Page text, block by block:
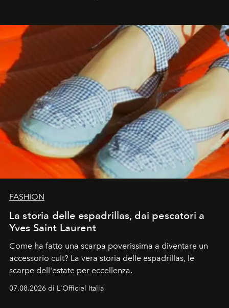
FASHION
La storia delle espadrillas, dai pescatori a
Yves Saint Laurent
Come ha fatto una scarpa poverissima a diventare un
accessorio cult? La vera storia delle espadrillas, le
scarpe dell'estate per eccellenza.
07.08.2026 di L'Officiel Italia